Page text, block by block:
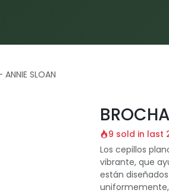
ANNIE SLOAN
9 sold in last
Los cepillos
vibrante, que
están